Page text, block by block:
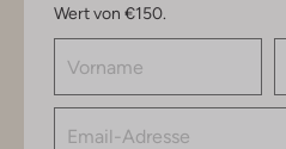
Wert von €150.